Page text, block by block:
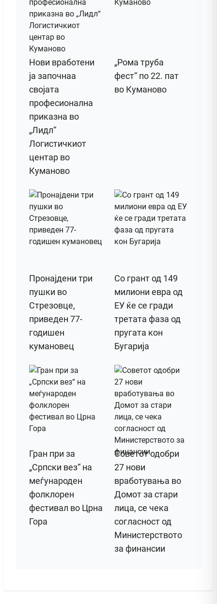
Нови вработени
ја започнаа
својата
професионална
приказна во
„Лидл“
Логистичкиот
центар во
Куманово
„Рома труба
фест“ по 22. пат
во Куманово
Пронајдени три
пушки во
Стрезовце,
приведен 77-
годишен
кумановец
Со грант од 149
милиони евра од
ЕУ ќе се гради
третата фаза од
пругата кон
Бугарија
Гран при за
„Српски вез“ на
меѓународен
фолклорен
фестивал во Црна
Гора
Советот одобри
27 нови
вработувања во
Домот за стари
лица, се чека
согласност од
Министерството
за финансии